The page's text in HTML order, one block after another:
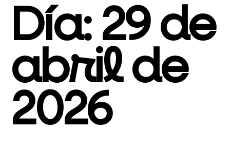
Día:29 de
abril de
2026